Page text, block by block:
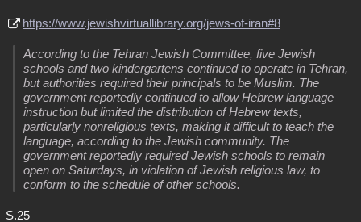
https://www.jewishvirtuallibrary.org/jews-of-iran#8
According to the Tehran Jewish Committee, five Jewish
schools and two kindergartens continued to operate in Tehran,
but authorities required their principals to be Muslim. The
government reportedly continued to allow Hebrew language
instruction but limited the distribution of Hebrew texts,
particularly nonreligious texts, making it difficult to teach the
language, according to the Jewish community. The
government reportedly required Jewish schools to remain
open on Saturdays, in violation of Jewish religious law, to
conform to the schedule of other schools.
S.25